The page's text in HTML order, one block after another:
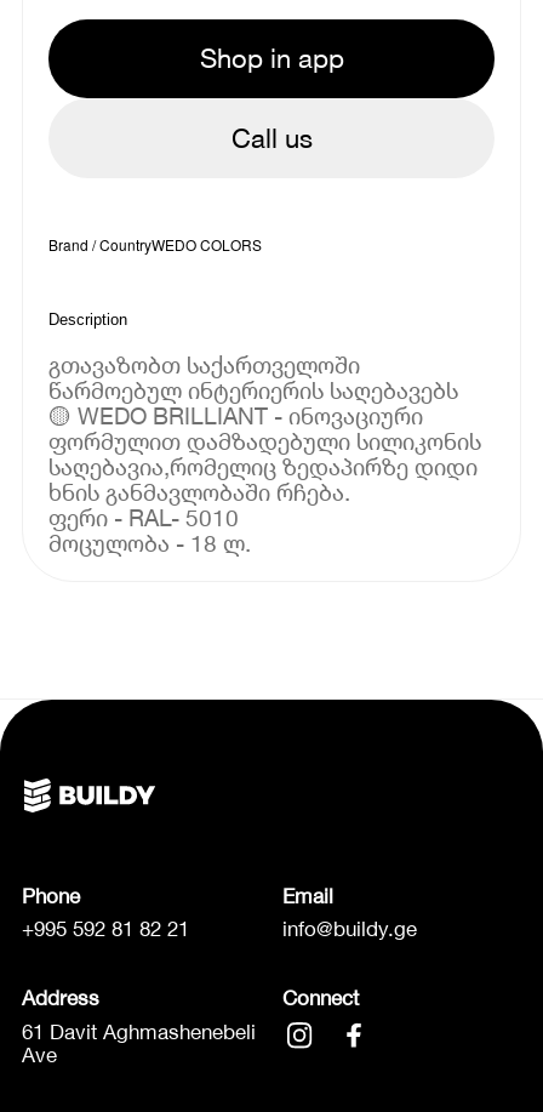
Shop in app
Call us
Brand / CountryWEDO COLORS
Description
გთავაზობთ საქართველოში
წარმოებულ ინტერიერის საღებავებს
🟡 WEDO BRILLIANT - ინოვაციური
ფორმულით დამზადებული სილიკონის
საღებავია,რომელიც ზედაპირზე დიდი
ხნის განმავლობაში რჩება.
ფერი - RAL- 5010
მოცულობა - 18 ლ.
Phone
+995 592 81 82 21
Email
info@buildy.ge
Address
61 Davit Aghmashenebeli
Ave
Connect